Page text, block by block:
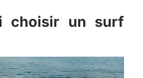
choisir un surf